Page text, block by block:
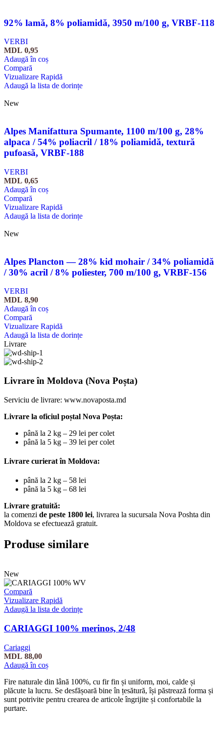
92% lamă, 8% poliamidă, 3950 m/100 g, VRBF-118
VERBI
MDL 0,95
Adaugă în coș
Compară
Vizualizare Rapidă
Adaugă la lista de dorințe
New
Alpes Manifattura Spumante, 1100 m/100 g, 28%
alpaca / 54% poliacril / 18% poliamidă, textură
pufoasă, VRBF-188
VERBI
MDL 0,65
Adaugă în coș
Compară
Vizualizare Rapidă
Adaugă la lista de dorințe
New
Alpes Plancton — 28% kid mohair / 34% poliamidă
/ 30% acril / 8% poliester, 700 m/100 g, VRBF-156
VERBI
MDL 8,90
Adaugă în coș
Compară
Vizualizare Rapidă
Adaugă la lista de dorințe
Livrare
Livrare în Moldova (Nova Poșta)
Serviciu de livrare: www.novaposta.md
Livrare la oficiul poștal Nova Poșta:
până la 2 kg – 29 lei per colet
până la 5 kg – 39 lei per colet
Livrare curierat în Moldova:
până la 2 kg – 58 lei
până la 5 kg – 68 lei
Livrare gratuită:
la comenzi de peste 1800 lei, livrarea la sucursala Nova Poshta din
Moldova se efectuează gratuit.
Produse similare
New
Compară
Vizualizare Rapidă
Adaugă la lista de dorințe
CARIAGGI 100% merinos, 2/48
Cariaggi
MDL 88,00
Adaugă în coș
Fire naturale din lână 100%, cu fir fin și uniform, moi, calde și
plăcute la lucru. Se desfășoară bine în țesătură, își păstrează forma și
sunt potrivite pentru crearea de articole îngrijite și confortabile la
purtare.